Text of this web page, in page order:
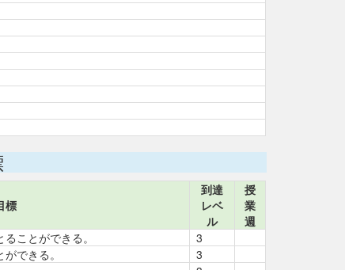
標
到達
レベ
ル
授
業
週
ことができる。
3
できる。
3